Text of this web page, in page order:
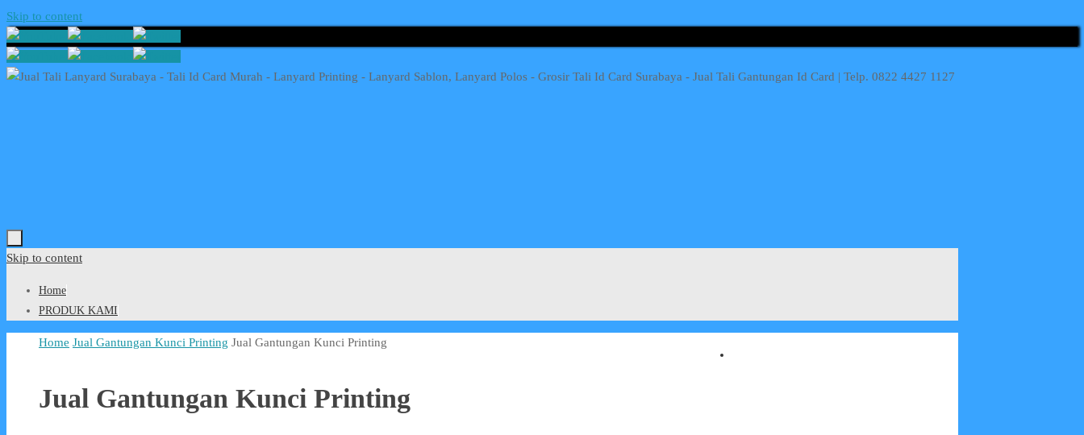
Skip to content
Skip to content
Home
PRODUK KAMI
Home Jual Gantungan Kunci Printing Jual Gantungan Kunci Printing
Jual Gantungan Kunci Printing